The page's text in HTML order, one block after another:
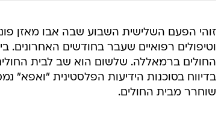
זוהי הפעם השלישית השבוע שבה אבו מאזן
וטיפולים רפואיים שעבר בחודשים האחרונים.
החולים ברמאללה. שלשום הוא שב לבית
בדיווח בסוכנות הידיעות הפלסטינית "ואפא"
שוחרר מבית החולים.